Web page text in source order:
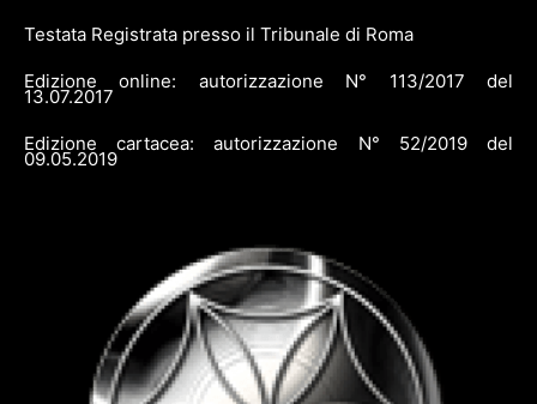
Testata Registrata presso il Tribunale di Roma
Edizione online: autorizzazione N° 113/2017 del
13.07.2017
Edizione cartacea: autorizzazione N° 52/2019 del
09.05.2019